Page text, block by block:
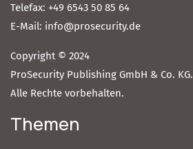
Telefax: +49 6543 50 85 64
E-Mail: info@prosecurity.de
Copyright © 2024
ProSecurity Publishing GmbH & Co. KG.
Alle Rechte vorbehalten.
Themen